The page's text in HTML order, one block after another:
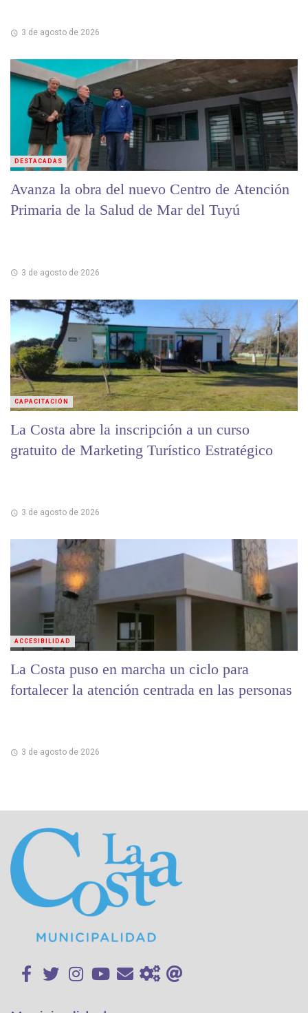
3 de agosto de 2026
Avanza la obra del nuevo Centro de Atención
Primaria de la Salud de Mar del Tuyú
3 de agosto de 2026
DESTACADAS
La Costa abre la inscripción a un curso
gratuito de Marketing Turístico Estratégico
3 de agosto de 2026
CAPACITACIÓN
La Costa puso en marcha un ciclo para
fortalecer la atención centrada en las personas
3 de agosto de 2026
ACCESIBILIDAD